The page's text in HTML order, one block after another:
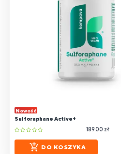
Nowość
Sulforaphane Active+
189.00 zł
DO KOSZYKA